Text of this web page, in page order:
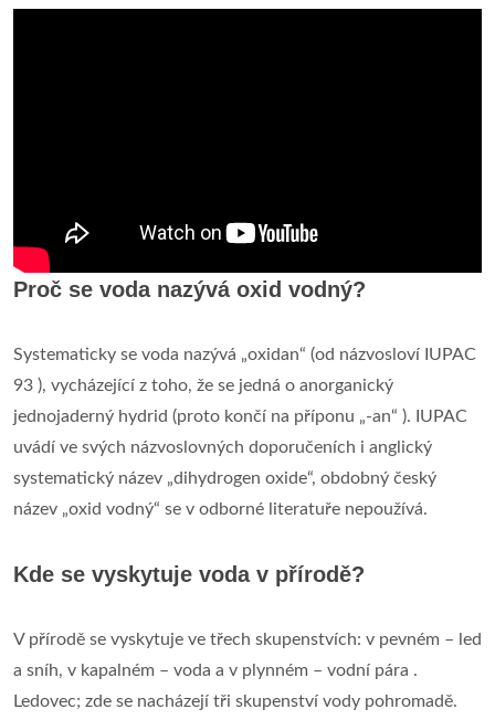
Proč se voda nazývá oxid vodný?
Systematicky se voda nazývá „oxidan“ (od názvosloví IUPAC
93 ), vycházející z toho, že se jedná o anorganický
jednojaderný hydrid (proto končí na příponu „-an“ ). IUPAC
uvádí ve svých názvoslovných doporučeních i anglický
systematický název „dihydrogen oxide“, obdobný český
název „oxid vodný“ se v odborné literatuře nepoužívá.
Kde se vyskytuje voda v přírodě?
V přírodě se vyskytuje ve třech skupenstvích: v pevném – led
a sníh, v kapalném – voda a v plynném – vodní pára .
Ledovec; zde se nacházejí tři skupenství vody pohromadě.